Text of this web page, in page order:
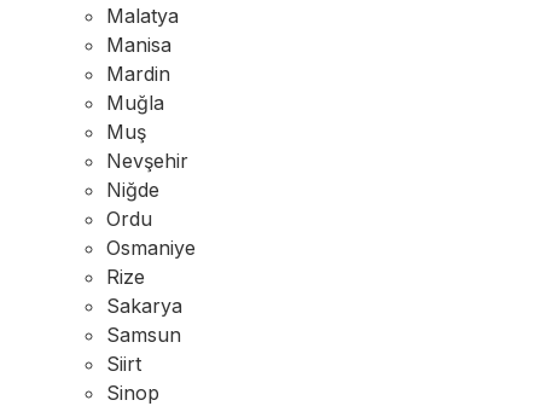
Malatya
Manisa
Mardin
Muğla
Muş
Nevşehir
Niğde
Ordu
Osmaniye
Rize
Sakarya
Samsun
Siirt
Sinop